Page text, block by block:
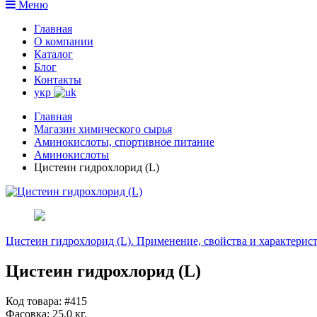
Меню
Главная
О компании
Каталог
Блог
Контакты
укр
Главная
Магазин химического сырья
Аминокислоты, спортивное питание
Аминокислоты
Цистеин гидрохлорид (L)
Цистеин гидрохлорид (L). Применение, свойства и
Цистеин гидрохлорид (L)
Код товара: #415
Фасовка: 25.0 кг.